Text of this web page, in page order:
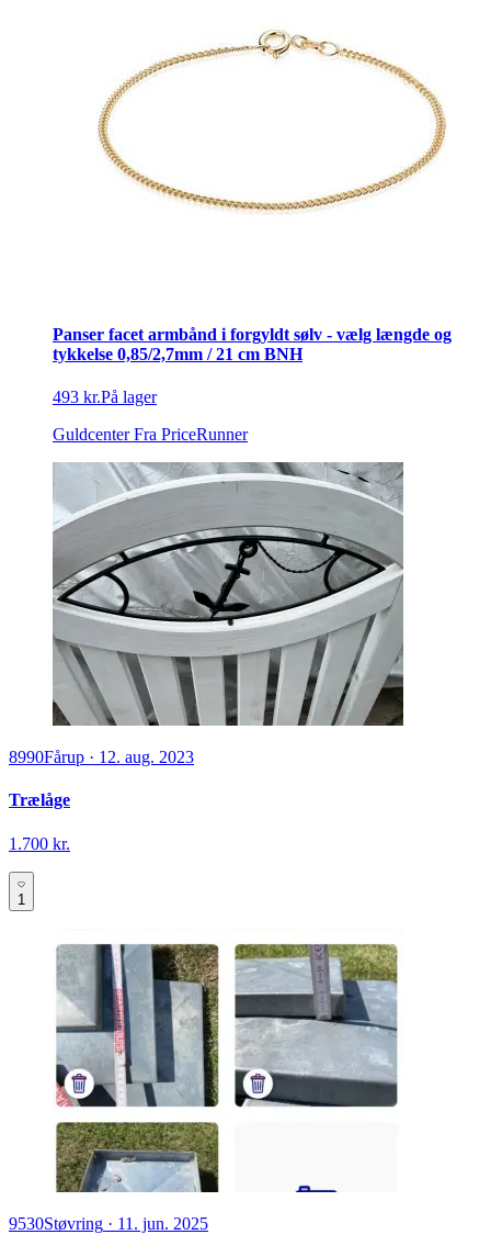
Panser facet armbånd i forgyldt sølv - vælg længde og
tykkelse 0,85/2,7mm / 21 cm BNH
493 kr.På lager
Guldcenter Fra PriceRunner
8990Fårup · 12. aug. 2023
Trælåge
1.700 kr.
1
9530Støvring · 11. jun. 2025